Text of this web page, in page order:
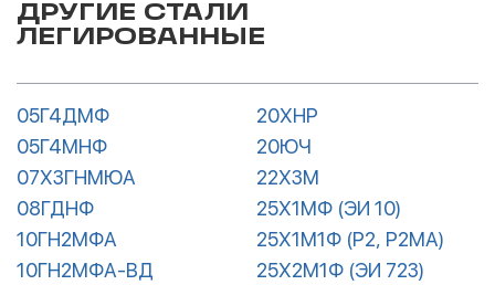
ДРУГИЕ СТАЛИ
ЛЕГИРОВАННЫЕ
05Г4ДМФ
05Г4МНФ
07Х3ГНМЮА
08ГДНФ
10ГН2МФА
10ГН2МФА-ВД
20ХНР
20ЮЧ
22Х3М
25Х1МФ (ЭИ 10)
25Х1М1Ф (Р2, Р2МА)
25Х2М1Ф (ЭИ 723)